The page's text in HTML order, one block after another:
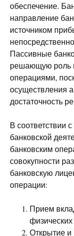
обеспечение.
направление
источником
Пассивные
решающую роль
операциями,
осуществления
достаточность
В соответствии
банковской
банковским
совокупности
банковскую
операции:
Прием
Открытие и